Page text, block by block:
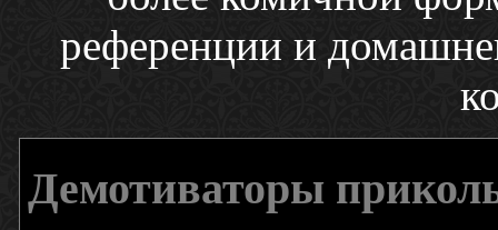
референции и
Демотиваторы